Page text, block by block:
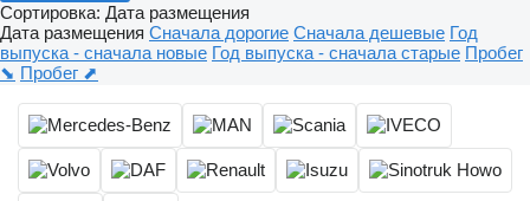
Сортировка: Дата размещения
Дата размещения Сначала дорогие Сначала дешевые Год
выпуска - сначала новые Год выпуска - сначала старые Пробег
⬊ Пробег ⬈